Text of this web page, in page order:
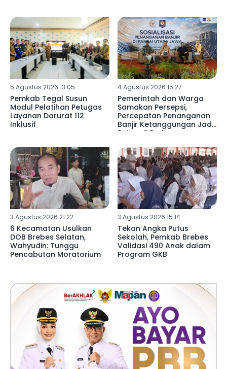
5 Agustus 2026 13:05
Pemkab Tegal Susun
Modul Pelatihan Petugas
Layanan Darurat 112
Inklusif
4 Agustus 2026 15:27
Pemerintah dan Warga
Samakan Persepsi,
Percepatan Penanganan
Banjir Ketanggungan Jadi
Fokus di Brebes
3 Agustus 2026 21:22
6 Kecamatan Usulkan
DOB Brebes Selatan,
Wahyudin: Tunggu
Pencabutan Moratorium
3 Agustus 2026 15:14
Tekan Angka Putus
Sekolah, Pemkab Brebes
Validasi 490 Anak dalam
Program GKB